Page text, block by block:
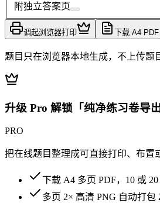
附独立答案页
调起浏览器打印 下载 A4 PDF
题目只在浏览器本地生成，不上传题
升级 Pro 解锁「纯净练习卷导出
PRO
把在线题目整理成可直接打印、布置
下载 A4 多页 PDF，10 或
多页 2× 高清 PNG 自动打包